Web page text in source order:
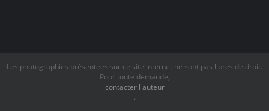
Les photographies présentées sur ce site internet ne sont pas libres de droit.
Pour toute demande,
contacter l auteur
.